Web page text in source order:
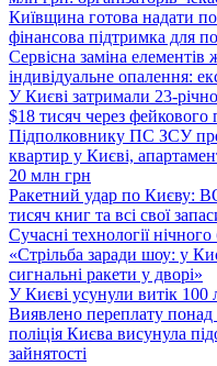
Київщина готова надати
фінансова підтримка для
Сервісна заміна
індивідуальне опалення:
У Києві затримали 23-
$18 тисяч через
Підполковнику ПС ЗСУ
квартир у Києві,
20 млн грн
Ракетний удар по Києву:
тисяч книг та всі свої
Сучасні технології
«Стрільба заради шоу: у
сигнальні ракети у дворі»
У Києві усунули витік 100
Виявлено переплату понад
поліція Києва висунула
зайнятості